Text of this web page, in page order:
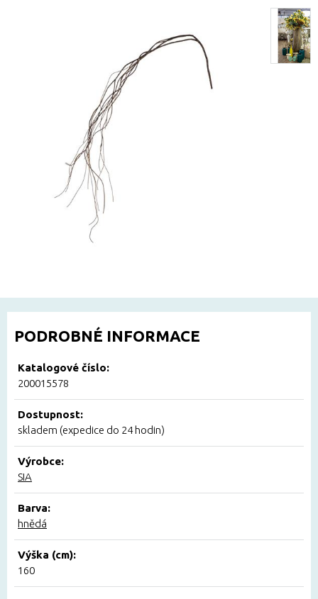
PODROBNÉ INFORMACE
Katalogové číslo:
200015578
Dostupnost:
skladem (expedice do 24 hodin)
Výrobce:
SIA
Barva:
hnědá
Výška (cm):
160